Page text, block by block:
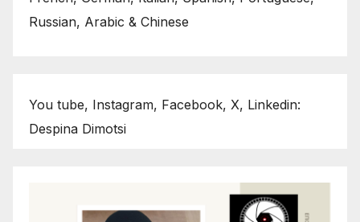
Russian, Arabic & Chinese
You tube, Instagram, Facebook, X, Linkedin:
Despina Dimotsi